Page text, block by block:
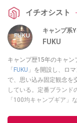
イチオシスト
キャンプ系
FUKU
キャンプ歴15年のキャ
「 FUKU 」を開設し、ロ
で、思い込み固定観念を
している。定番ブランド
「100均キャンプギア」